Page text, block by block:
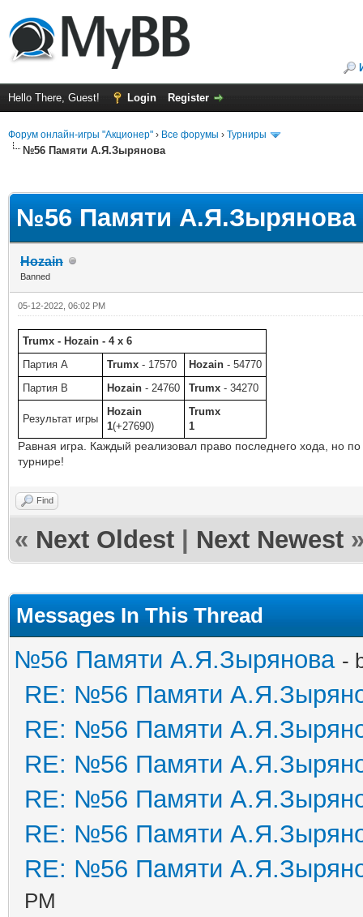
Hello There, Guest! Login Register
Форум онлайн-игры "Акционер" › Все форумы › Турниры
№56 Памяти А.Я.Зырянова
№56 Памяти А.Я.Зырянова
Hozain
Banned
05-12-2022, 06:02 PM
Trumx - Hozain - 4 x 6
Партия A
Trumx - 17570 Hozain - 54770
Партия B
Hozain - 24760 Trumx - 34270
Результат игры
Hozain
1(+27690)
Trumx
1
Равная игра. Каждый реализовал право последнего хода, но
турнире!
Find
« Next Oldest Next Newest
Messages In This Thread
№56 Памяти А.Я.Зырянова -
RE: №56 Памяти
RE: №56 Памяти
RE: №56 Памяти
RE: №56 Памяти
RE: №56 Памяти
RE: №56 Памяти
PM